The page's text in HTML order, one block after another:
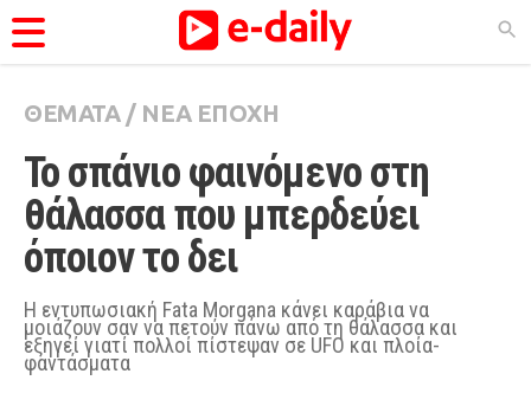
ΚΑΤΗΓΟΡΊΕΣ
Ειδήσεις
Θέματα
Videos
Podcasts
Viral
ΘΕΜΑΤΑ/ ΝΕΑ ΕΠΟΧΗ
Το σπάνιο φαινόμενο στη
θάλασσα που μπερδεύει
όποιον το δει
Η εντυπωσιακή Fata Morgana κάνει καράβια να
μοιάζουν σαν να πετούν πάνω από τη θάλασσα και
εξηγεί γιατί πολλοί πίστεψαν σε UFO και πλοία-
φαντάσματα